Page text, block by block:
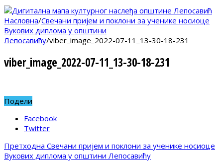
Насловна/Свечани пријем и поклони за ученике носиоце
Вукових диплома у општини
Лепосавићу/viber_image_2022-07-11_13-30-18-231
viber_image_2022-07-11_13-30-18-231
Подели
Facebook
Twitter
Претходна Свечани пријем и поклони за ученике носиоце
Вукових диплома у општини Лепосавићу